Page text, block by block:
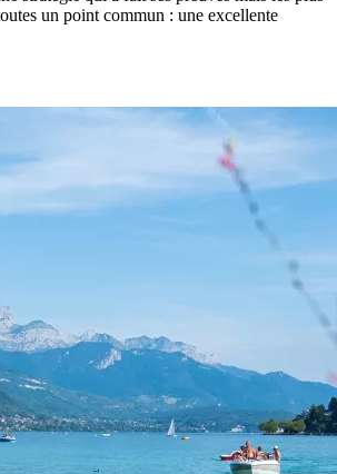
un point commun : une excellente